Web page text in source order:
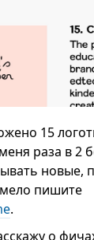
15
раза в 2
новые,
пишите
.
о